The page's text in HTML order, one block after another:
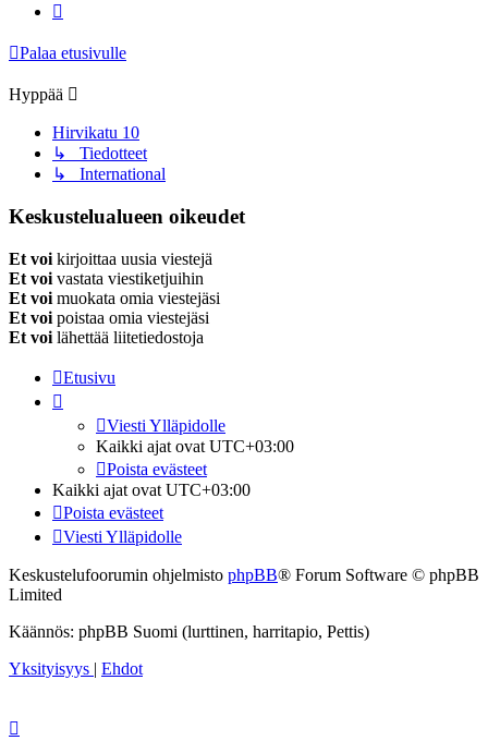
Palaa etusivulle
Hyppää
Hirvikatu 10
↳ Tiedotteet
↳ International
Keskustelualueen oikeudet
Et voi kirjoittaa uusia viestejä
Et voi vastata viestiketjuihin
Et voi muokata omia viestejäsi
Et voi poistaa omia viestejäsi
Et voi lähettää liitetiedostoja
Etusivu
Viesti Ylläpidolle
Kaikki ajat ovat UTC+03:00
Poista evästeet
Kaikki ajat ovat UTC+03:00
Poista evästeet
Viesti Ylläpidolle
Keskustelufoorumin ohjelmisto phpBB® Forum Software © phpBB
Limited
Käännös: phpBB Suomi (lurttinen, harritapio, Pettis)
Yksityisyys | Ehdot